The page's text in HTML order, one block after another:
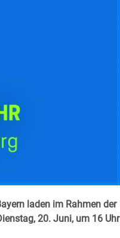
laden im Rahmen der
20. Juni, um 16 Uhr